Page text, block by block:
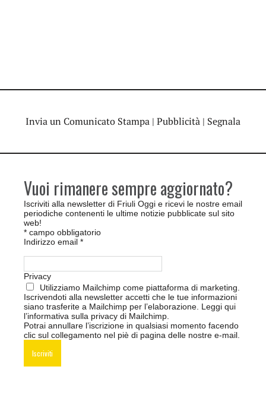
Invia un Comunicato Stampa | Pubblicità | Segnala
Vuoi rimanere sempre aggiornato?
Iscriviti alla newsletter di Friuli Oggi e ricevi le nostre email
periodiche contenenti le ultime notizie pubblicate sul sito
web!
* campo obbligatorio
Indirizzo email *
Privacy
Utilizziamo Mailchimp come piattaforma di marketing.
Iscrivendoti alla newsletter accetti che le tue informazioni
siano trasferite a Mailchimp per l’elaborazione. Leggi qui
l’informativa sulla privacy di Mailchimp.
Potrai annullare l’iscrizione in qualsiasi momento facendo
clic sul collegamento nel piè di pagina delle nostre e-mail.